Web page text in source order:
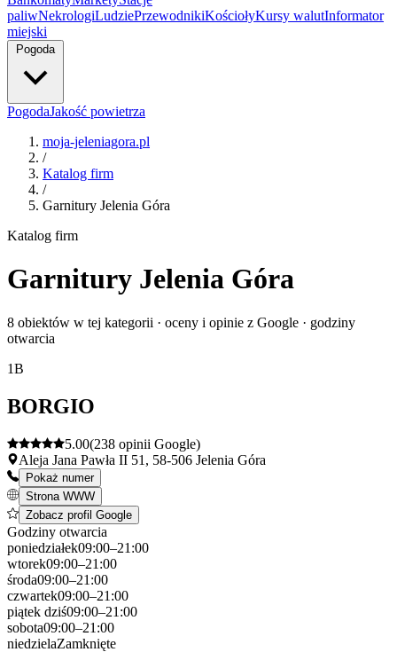
paliwNekrologiLudziePrzewodnikiKościołyKursy walutInformator
miejski
Pogoda
PogodaJakość powietrza
moja-jeleniagora.pl
/
Katalog firm
/
Garnitury Jelenia Góra
Katalog firm
Garnitury Jelenia Góra
8 obiektów w tej kategorii · oceny i opinie z Google · godziny
otwarcia
1B
BORGIO
5.00(238 opinii Google)
Aleja Jana Pawła II 51, 58-506 Jelenia Góra
Pokaż numer
Strona WWW
Zobacz profil Google
Godziny otwarcia
poniedziałek09:00–21:00
wtorek09:00–21:00
środa09:00–21:00
czwartek09:00–21:00
piątek dziś09:00–21:00
sobota09:00–21:00
niedzielaZamknięte